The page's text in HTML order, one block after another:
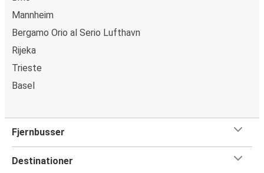
Mannheim
Bergamo Orio al Serio Lufthavn
Rijeka
Trieste
Basel
Fjernbusser
Destinationer